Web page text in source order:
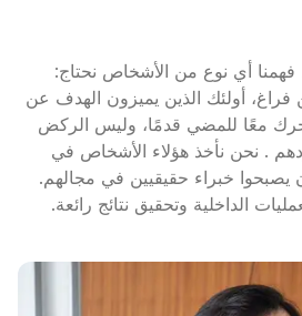
أي نوع من الأشخاص نحتاج:
أولئك الذين يميزون الهدف عن
معًا للمضي قدمًا، وليس الركض
. نحن نأخذ هؤلاء الأشخاص في
يصبحوا خبراء حقيقيين في مجالهم.
الداخلية وتحقيق نتائج رائعة.